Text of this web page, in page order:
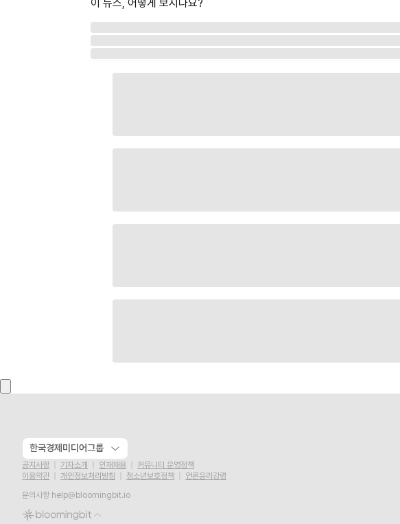
이 뉴스, 어떻게 보시나요?
한국경제미디어그룹
공지사항 기자소개 인재채용
커뮤니티 운영정책
이용약관
개인정보처리방침 청소년보호정책
언론윤리강령
문의사항 help@bloomingbit.io